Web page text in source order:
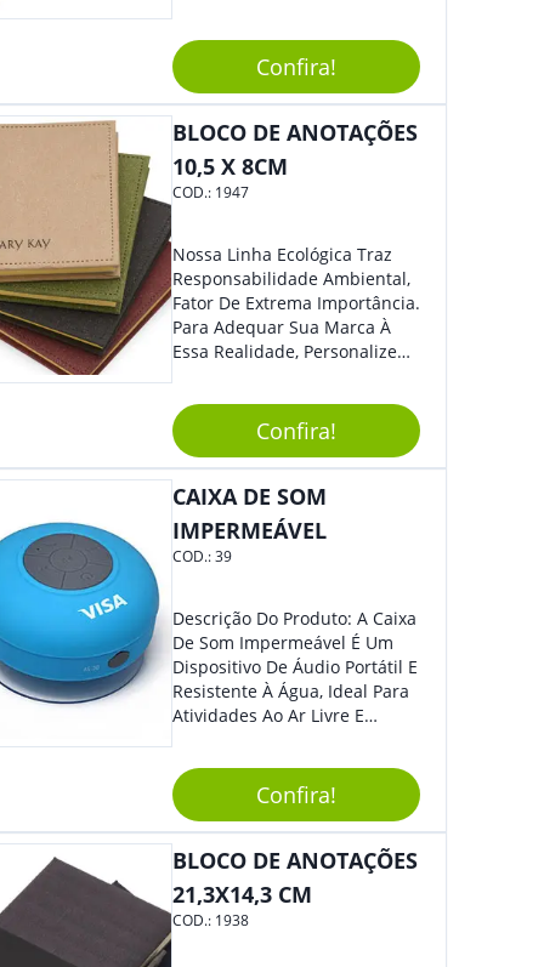
Sua Empresa Em Eventos,
Reuniões Corporativas Ou Até
Mesmo Para Presentear
Colaboradores E Parceiros De
Sua Empresa.
Confira!
BLOCO DE ANOTAÇÕES
10,5 X 8CM
COD.: 1947
Nossa Linha Ecológica Traz
Responsabilidade Ambiental,
Fator De Extrema Importância.
Para Adequar Sua Marca À
Essa Realidade, Personalize
Anotações Com Post-It E
Caneta. Elaborado A Partir De
Material Reciclado, O Brinde
Também É Prático, Tornando-
Se Assim Excelente Para Uso
Cotidiano. Perfeito, Não É?!
Confira!
CAIXA DE SOM
IMPERMEÁVEL
COD.:39
Descrição Do Produto: A Caixa
De Som Impermeável É Um
Dispositivo De Áudio Portátil E
Resistente À Água, Ideal Para
Atividades Ao Ar Livre E
Design Compacto E Durável,
Essa Caixa De Som Reproduz
Um Som Claro E Potente,
Proporcionando Uma
Experiência Musical De Alta
Qualidade Em Qualquer
Lugar. Benefícios: Além De
Ser Resistente À Água, A Caixa
Confira!
BLOCO DE ANOTAÇÕES
21,3X14,3 CM
COD.: 1938